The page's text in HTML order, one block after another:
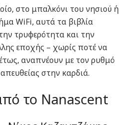
στο μπαλκόνι του νησιού ή
WiFi, αυτά τα βιβλία
τρυφερότητα και την
εποχής – χωρίς ποτέ να
αναπνέουν με τον ρυθμό
στην καρδιά.
το Nanascent